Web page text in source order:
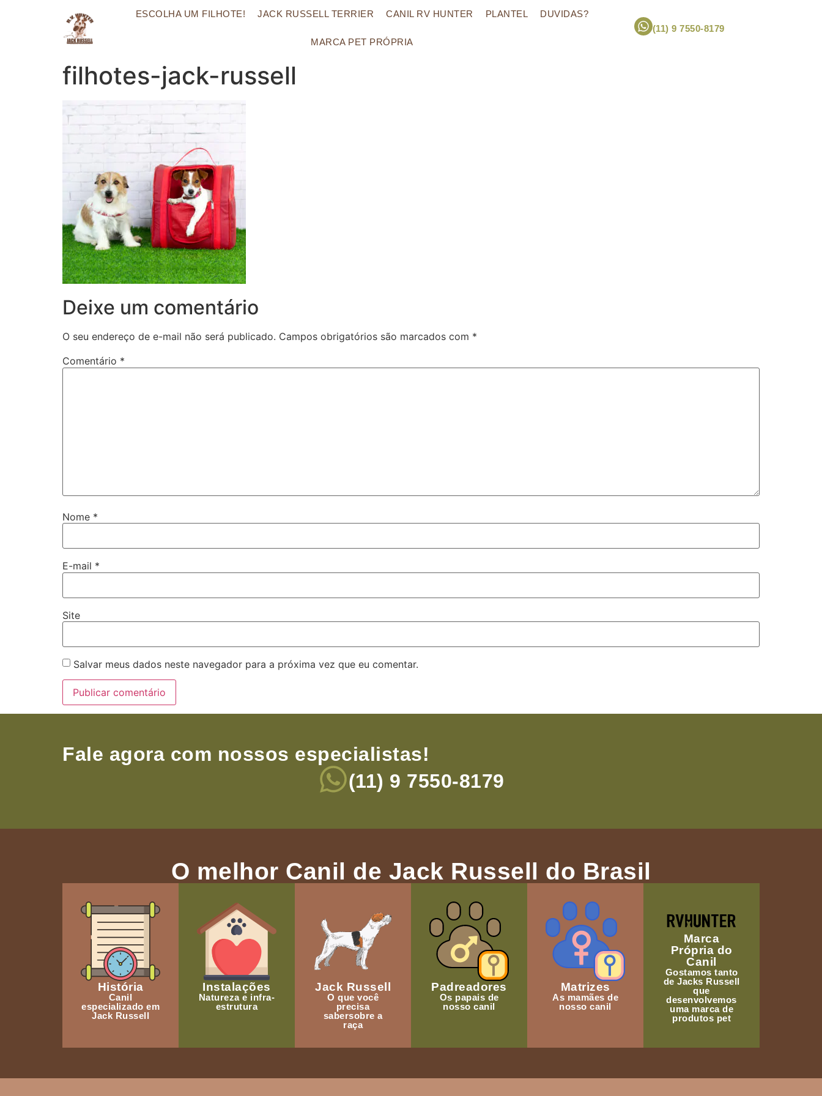
ESCOLHA UM FILHOTE! JACK RUSSELL TERRIER CANIL RV HUNTER PLANTEL DUVIDAS?
MARCA PET PRÓPRIA
(11) 9 7550-8179
filhotes-jack-russell
Deixe um comentário
O seu endereço de e-mail não será publicado. Campos obrigatórios são marcados com *
Comentário *
Nome *
E-mail *
Site
Salvar meus dados neste navegador para a próxima vez que eu comentar.
Fale agora com nossos especialistas!
(11) 9 7550-8179
O melhor Canil de Jack Russell do Brasil
História
Canil
especializado em
Jack Russell
Instalações
Natureza e infra-
estrutura
Jack Russell
O que você
precisa
sabersobre a
raça
Padreadores
Os papais de
nosso canil
Matrizes
As mamães de
nosso canil
Marca
Própria do
Canil
Gostamos tanto
de Jacks Russell
que
desenvolvemos
uma marca de
produtos pet